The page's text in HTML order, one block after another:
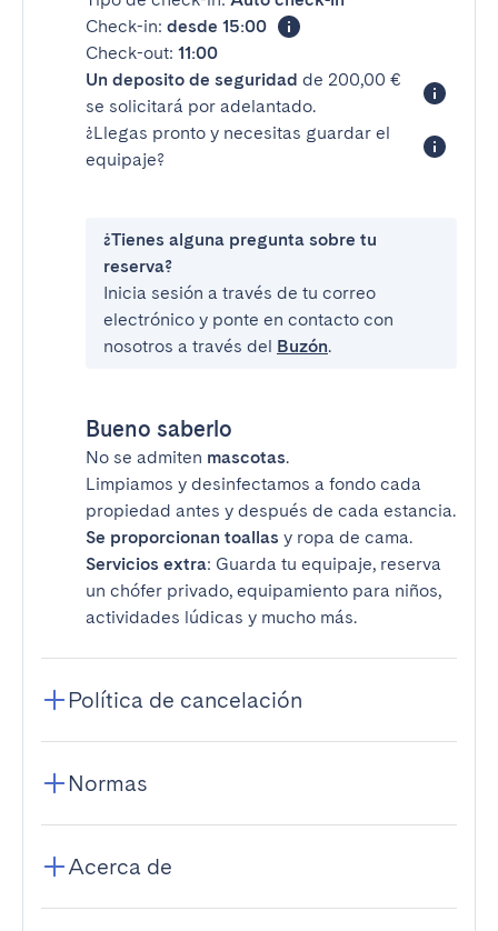
Check-in: desde 15:00
Check-out: 11:00
Un deposito de seguridad de 200,00 €
se solicitará por adelantado.
¿Llegas pronto y necesitas guardar el
equipaje?
¿Tienes alguna pregunta sobre tu
reserva?
Inicia sesión a través de tu correo
electrónico y ponte en contacto con
nosotros a través del Buzón.
Bueno saberlo
No se admiten mascotas.
Limpiamos y desinfectamos a fondo cada
propiedad antes y después de cada estancia.
Se proporcionan toallas y ropa de cama.
Servicios extra: Guarda tu equipaje, reserva
un chófer privado, equipamiento para niños,
actividades lúdicas y mucho más.
Política de cancelación
Normas
Acerca de